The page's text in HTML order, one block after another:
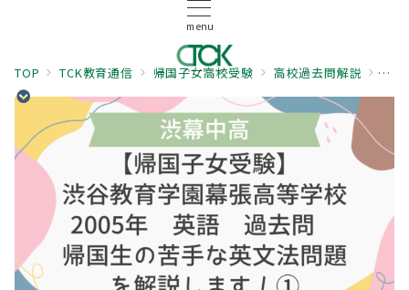
menu
TOP TCK教育通信 帰国子女高校受験 高校過去問解説 【